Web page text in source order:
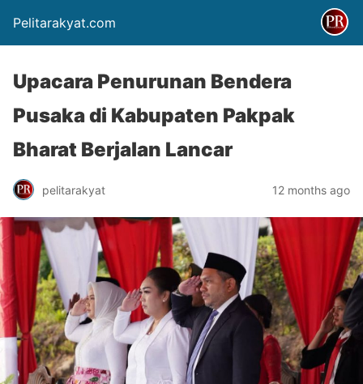
Pelitarakyat.com
Upacara Penurunan Bendera
Pusaka di Kabupaten Pakpak
Bharat Berjalan Lancar
pelitarakyat 12 months ago